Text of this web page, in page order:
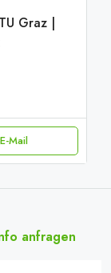
Graz |
E-Mail
anfragen